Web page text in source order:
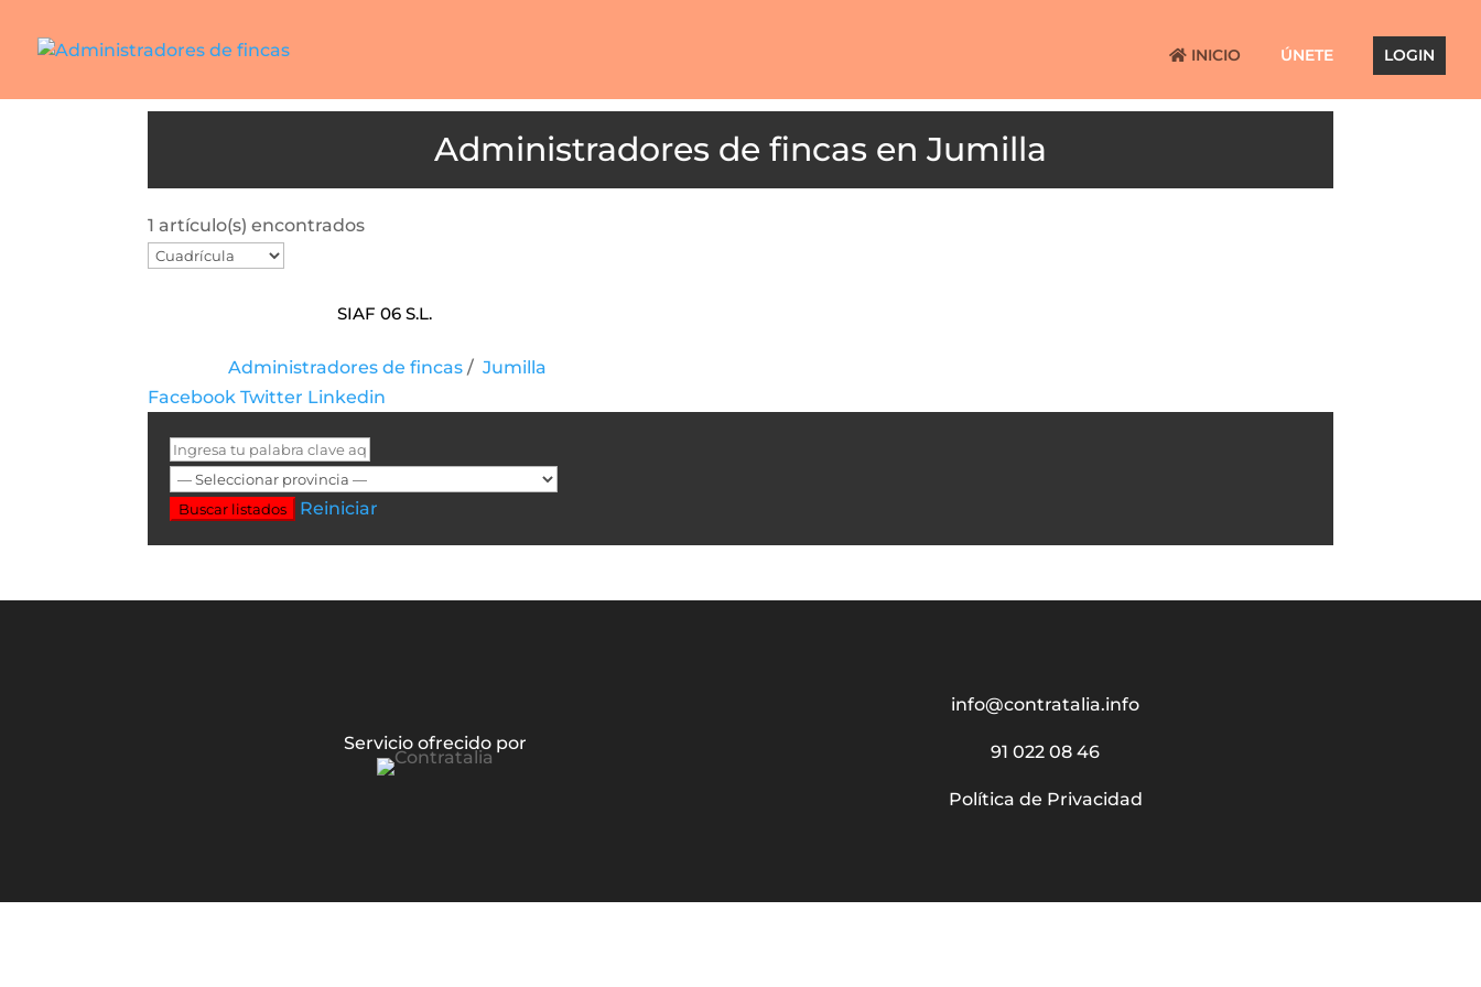
INICIO ÚNETE LOGIN
Jumilla
1 artículo(s) encontrados
SIAF 06 S.L.
Administradores de fincas/ Jumilla
Facebook Twitter Linkedin
Buscar listados Reiniciar
Servicio ofrecido por
info@contratalia.info
91 022 08 46
Política de Privacidad